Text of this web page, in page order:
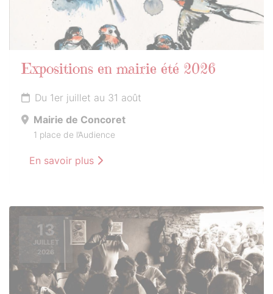
Expositions en mairie été 2026
Du 1er juillet au 31 août
Mairie de Concoret
1 place de l’Audience
En savoir plus
13
JUILLET
2026